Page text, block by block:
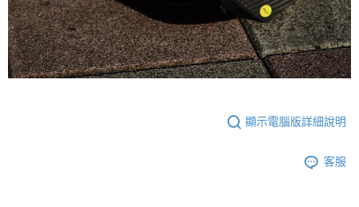
顯示電腦版詳細說明
客服